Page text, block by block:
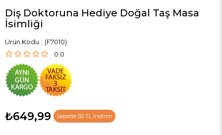
Diş Doktoruna Hediye Doğal Taş Masa
İsimliği
(F7010)
0.0
₺649,99 Sepette 50 TL İndirim